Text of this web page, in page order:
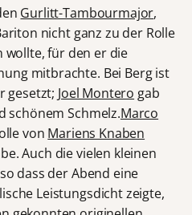
Gurlitt-Tambourmajor,
nicht ganz zu der Rolle
wollte, für den er die
mitbrachte. Bei Berg ist
gesetzt; Joel Montero gab
schönem Schmelz.Marco
von Mariens Knaben
Auch die vielen kleinen
dass der Abend eine
Leistungsdicht zeigte,